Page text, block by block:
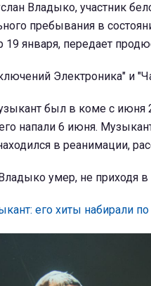
Владыко, участник
пребывания в
19 января, передает
Электроника" и
был в коме с июня
напали 6 июня.
в реанимации,
умер, не приходя в
его хиты набирали